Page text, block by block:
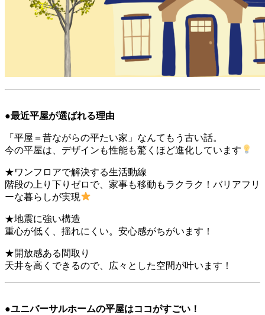
●最近平屋が選ばれる理由
「平屋＝昔ながらの平たい家」なんてもう古い話。
今の平屋は、デザインも性能も驚くほど進化しています
★ワンフロアで解決する生活動線
階段の上り下りゼロで、家事も移動もラクラク！バリアフリ
ーな暮らしが実現
★地震に強い構造
重心が低く、揺れにくい。安心感がちがいます！
★開放感ある間取り
天井を高くできるので、広々とした空間が叶います！
●ユニバーサルホームの平屋はココがすごい！